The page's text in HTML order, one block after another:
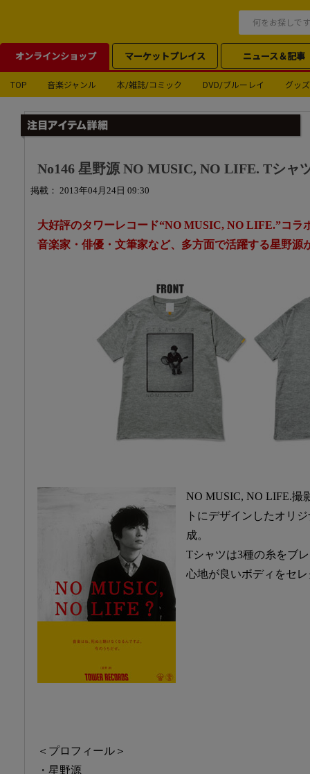
オンラインショップ マーケットプレイス ニュース＆記事
TOP 音楽ジャンル 本/雑誌/コミック DVD/ブルーレイ グッズ
No146 星野源 NO MUSIC, NO LIFE. Tシャ
掲載： 2013年04月24日 09:30
大好評のタワーレコード“NO MUSIC, NO LIFE.”コラ
音楽家・俳優・文筆家など、多方面で活躍する星野源
NO MUSIC, NO LIFE.撮
トにデザインしたオリ
成。
Tシャツは3種の糸をブ
心地が良いボディをセ
＜プロフィール＞
・星野源